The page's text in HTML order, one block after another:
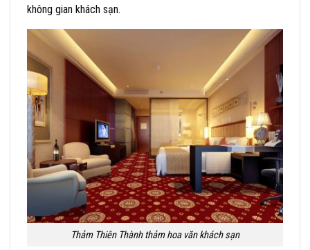
không gian khách sạn.
Thảm Thiên Thành thảm hoa văn khách sạn